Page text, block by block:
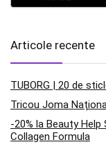
Articole recente
TUBORG | 20 de
Tricou Joma
-20% la Beauty
Collagen Formula